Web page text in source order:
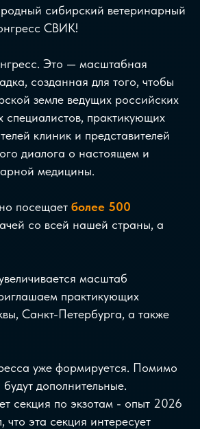
сибирский ветеринарный
СВИК!
Это — масштабная
созданная для того, чтобы
земле ведущих российских
практикующих
клиник и представителей
диалога о настоящем и
медицины.
посещает более 500
со всей нашей страны, а
масштаб
практикующих
Санкт-Петербурга, а также
уже формируется. Помимо
дополнительные.
секция по экзотам - опыт 2026
что эта секция интересует